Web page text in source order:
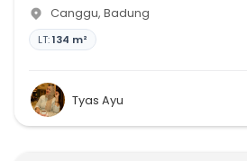
Canggu, Badung
LT:134 m²
Tyas Ayu